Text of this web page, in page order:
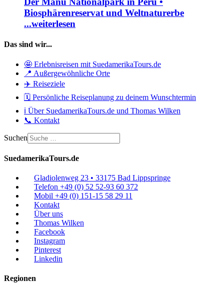
Biosphärenreservat und Weltnaturerbe
...weiterlesen
Das sind wir...
🤩 Erlebnisreisen mit SuedamerikaTours.de
📍 Außergewöhnliche Orte
✈️ Reiseziele
🗓️ Persönliche Reiseplanung zu deinem Wunschtermin
ℹ️ Über SuedamerikaTours.de und Thomas Wilken
📞 Kontakt
Suchen
SuedamerikaTours.de
Gladiolenweg 23 • 33175 Bad Lippspringe
Telefon +49 (0) 52 52-93 60 372
Mobil +49 (0) 151-15 58 29 11
Kontakt
Über uns
Thomas Wilken
Facebook
Instagram
Pinterest
Linkedin
Regionen